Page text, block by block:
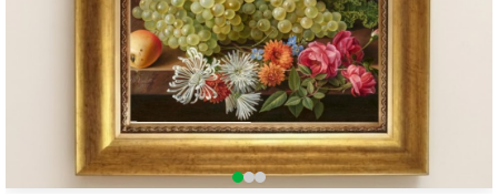
Curadoria das Campanhas
A seleção de obras-primas apresentadas em nossos vídeos nas redes
sociais, reunidas aqui para sua apreciação.